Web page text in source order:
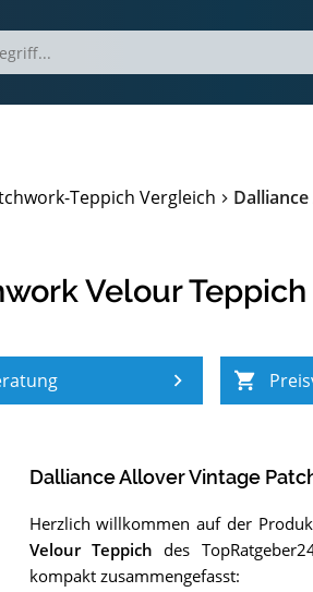
Teppich Vergleich
Velour Teppich
Dalliance Allover Vintage
Herzlich willkommen auf der
Velour Teppich des
kompakt zusammengefasst: